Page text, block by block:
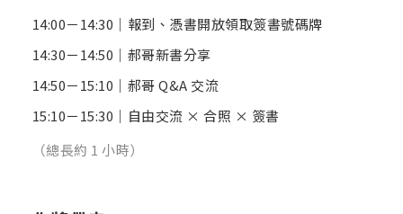
14:00－14:30｜報到、憑書開放領取簽書號碼牌
14:30－14:50｜郝哥新書分享
14:50－15:10｜郝哥 Q&A 交流
15:10－15:30｜自由交流 × 合照 × 簽書
（總長約 1 小時）